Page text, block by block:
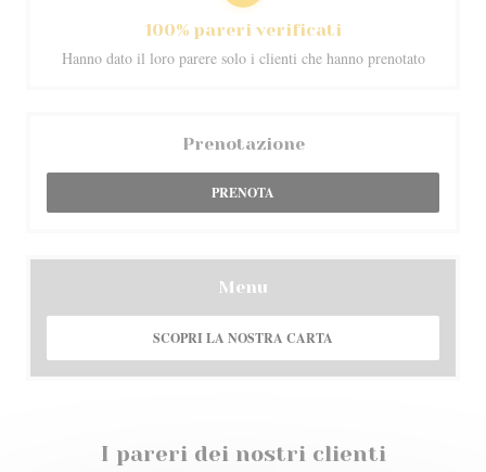
I pareri dei nostri clienti
100% pareri verificati
Hanno dato il loro parere solo i clienti che hanno prenotato
Prenotazione
PRENOTA
Menu
SCOPRI LA NOSTRA CARTA